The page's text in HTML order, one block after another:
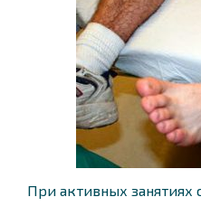
При активных занятиях